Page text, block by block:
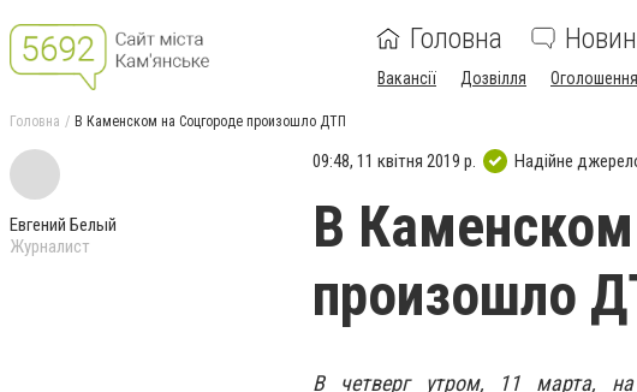
Головна
Вакансії Дозвілля Оголошення
Головна В Каменском на Соцгороде произошло ДТП
Евгений Белый
Журналист
09:48, 11 квітня 2019 р. Надійне
В
произошло
В четверг утром, 11 марта, на